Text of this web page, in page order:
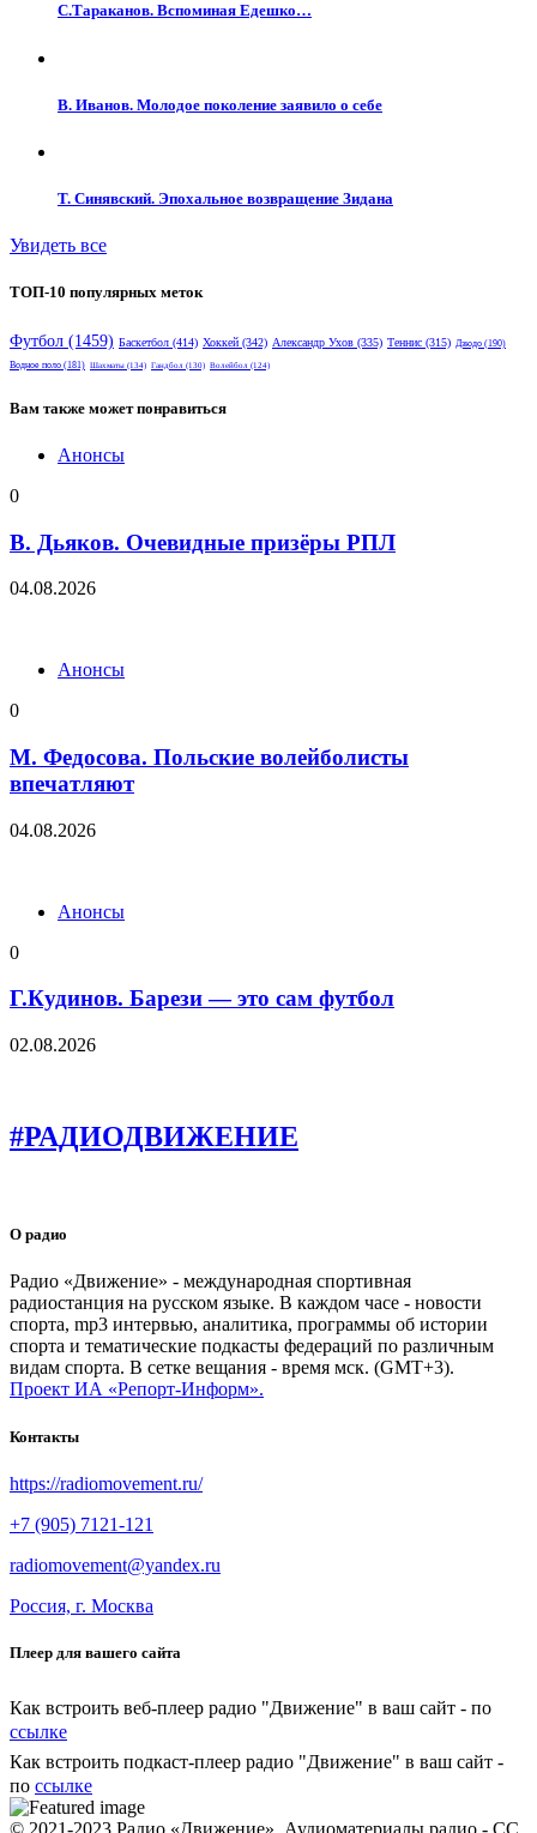
С.Тараканов. Вспоминая Едешко…
В. Иванов. Молодое поколение заявило о себе
Т. Синявский. Эпохальное возвращение Зидана
Увидеть все
ТОП-10 популярных меток
Футбол (1459) Баскетбол (414) Хоккей (342) Александр Ухов (335) Теннис (315) Дзюдо (190)
Водное поло (181) Шахматы (134) Гандбол (130) Волейбол (124)
Вам также может понравиться
Анонсы
0
В. Дьяков. Очевидные призёры РПЛ
04.08.2026
Анонсы
0
М. Федосова. Польские волейболисты
впечатляют
04.08.2026
Анонсы
0
Г.Кудинов. Барези — это сам футбол
02.08.2026
#РАДИОДВИЖЕНИЕ
О радио
Радио «Движение» - международная спортивная
радиостанция на русском языке. В каждом часе - новости
спорта, mp3 интервью, аналитика, программы об истории
спорта и тематические подкасты федераций по различным
видам спорта. В сетке вещания - время мск. (GMT+3).
Проект ИА «Репорт-Информ».
Контакты
https://radiomovement.ru/
+7 (905) 7121-121
radiomovement@yandex.ru
Россия, г. Москва
Плеер для вашего сайта
Как встроить веб-плеер радио "Движение" в ваш сайт - по
ссылке
Как встроить подкаст-плеер радио "Движение" в ваш сайт -
по ссылке
© 2021-2023 Радио «Движение». Аудиоматериалы радио - CC